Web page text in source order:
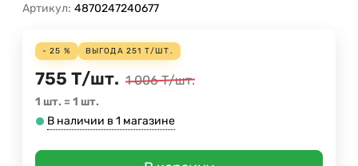
Артикул: 4870247240677
- 25 % ВЫГОДА 251 Т/ШТ.
755 Т/шт. 1 006 Т/шт.
1 шт. = 1 шт.
В наличии в 1 магазине